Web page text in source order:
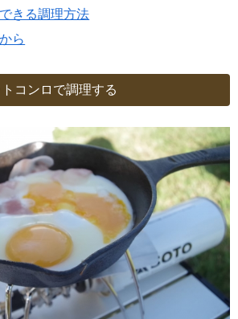
きる調理方法
ら
コンロで調理する